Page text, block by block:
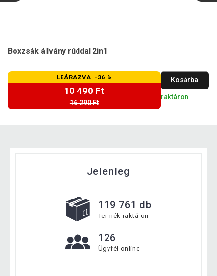
Boxzsák állvány rúddal 2in1
LEÁRAZVA -36 %
10 490 Ft
16 290 Ft
Kosárba
raktáron
Jelenleg
119 761 db
Termék raktáron
126
Ügyfél online